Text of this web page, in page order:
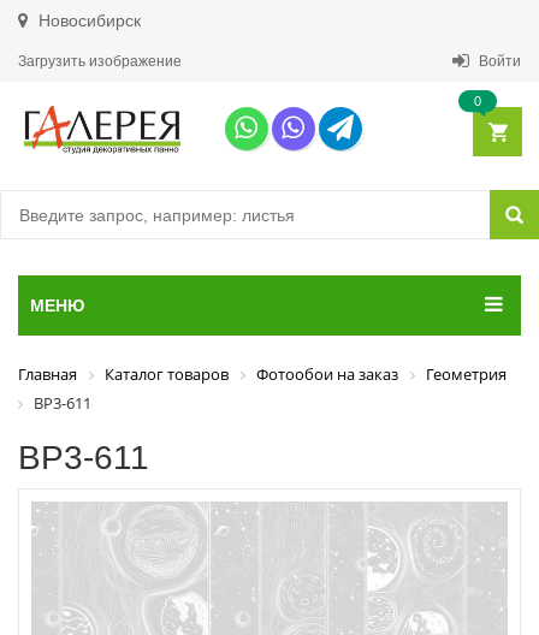
Новосибирск
Загрузить изображение Войти
0
МЕНЮ
Главная Каталог товаров Фотообои на заказ
Геометрия
ВР3-611
ВР3-611